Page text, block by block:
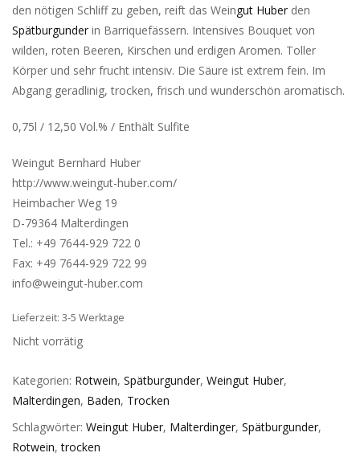
den nötigen Schliff zu geben, reift das Weingut Huber den
Spätburgunder in Barriquefässern. Intensives Bouquet von
wilden, roten Beeren, Kirschen und erdigen Aromen. Toller
Körper und sehr frucht intensiv. Die Säure ist extrem fein. Im
Abgang geradlinig, trocken, frisch und wunderschön aromatisch.
0,75l / 12,50 Vol.% / Enthält Sulfite
Weingut Bernhard Huber
http://www.weingut-huber.com/
Heimbacher Weg 19
D-79364 Malterdingen
Tel.: +49 7644-929 722 0
Fax: +49 7644-929 722 99
info@weingut-huber.com
Lieferzeit: 3-5 Werktage
Nicht vorrätig
Kategorien: Rotwein, Spätburgunder, Weingut Huber,
Malterdingen, Baden, Trocken
Schlagwörter: Weingut Huber, Malterdinger, Spätburgunder,
Rotwein,trocken